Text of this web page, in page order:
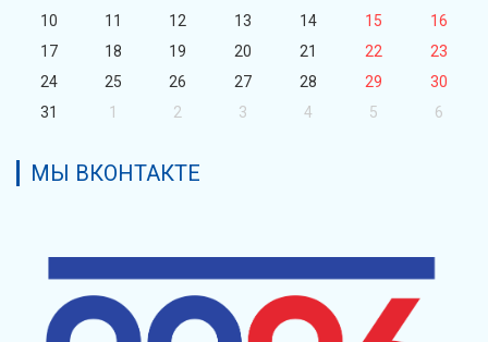
10
11 12 13 14 15
16
17
18 19 20 21 22
23
24
25 26 27 28 29
30
31
1 2 3 4 5 6
МЫ ВКОНТАКТЕ